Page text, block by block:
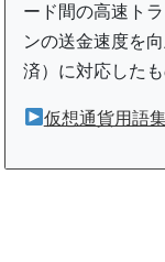
ード間の高速ト
ンの送金速度を
済）に対応したも
仮想通貨用語